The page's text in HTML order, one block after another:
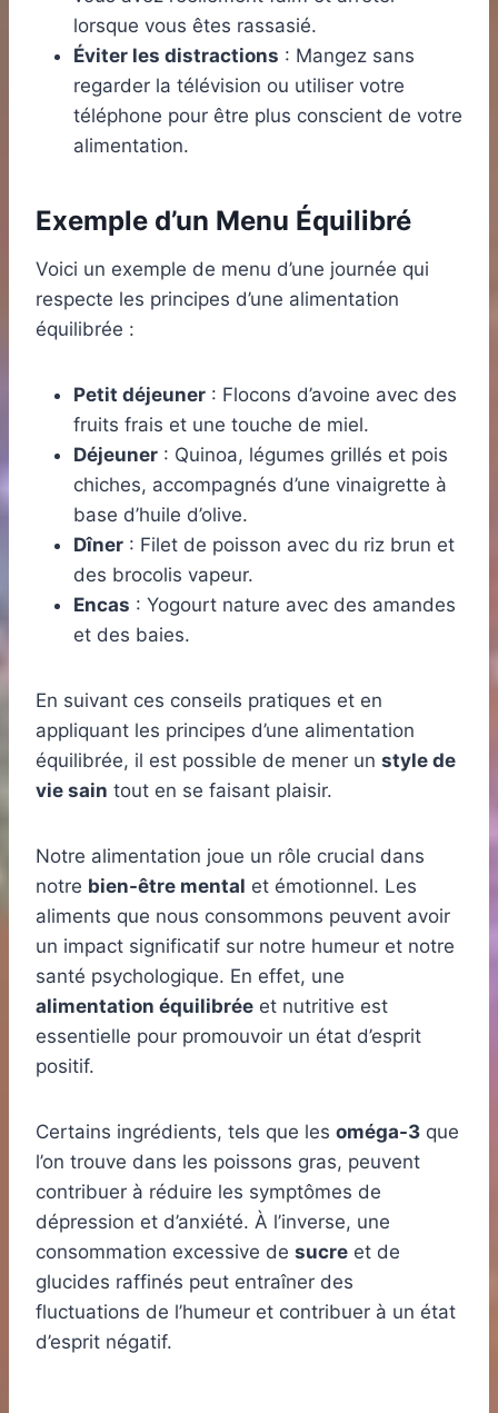
lorsque vous êtes rassasié.
Éviter les distractions : Mangez sans
regarder la télévision ou utiliser votre
téléphone pour être plus conscient de votre
alimentation.
Exemple d’un Menu Équilibré
Voici un exemple de menu d’une journée qui
respecte les principes d’une alimentation
équilibrée :
Petit déjeuner : Flocons d’avoine avec des
fruits frais et une touche de miel.
Déjeuner : Quinoa, légumes grillés et pois
chiches, accompagnés d’une vinaigrette à
base d’huile d’olive.
Dîner : Filet de poisson avec du riz brun et
des brocolis vapeur.
Encas : Yogourt nature avec des amandes
et des baies.
En suivant ces conseils pratiques et en
appliquant les principes d’une alimentation
équilibrée, il est possible de mener un style de
vie sain tout en se faisant plaisir.
Notre alimentation joue un rôle crucial dans
notre bien-être mental et émotionnel. Les
aliments que nous consommons peuvent avoir
un impact significatif sur notre humeur et notre
santé psychologique. En effet, une
alimentation équilibrée et nutritive est
essentielle pour promouvoir un état d’esprit
positif.
Certains ingrédients, tels que les oméga-3 que
l’on trouve dans les poissons gras, peuvent
contribuer à réduire les symptômes de
dépression et d’anxiété. À l’inverse, une
consommation excessive de sucre et de
glucides raffinés peut entraîner des
fluctuations de l’humeur et contribuer à un état
d’esprit négatif.